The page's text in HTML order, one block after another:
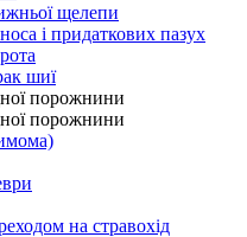
щелепи
і придаткових пазух
шиї
порожнини
порожнини
на стравохід